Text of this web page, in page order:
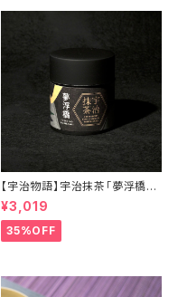
【宇治物語】宇治抹茶「夢浮橋」
～おくみどりシングルオリジン＜
在庫一掃セール！＞
¥3,019
35%OFF